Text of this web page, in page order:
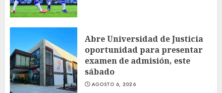
Abre Universidad de Justicia
oportunidad para presentar
examen de admisión, este
sábado
AGOSTO 6, 2026